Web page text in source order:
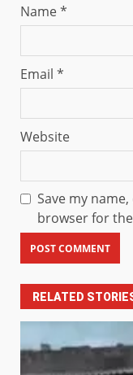
Name*
Email *
Website
Save my
browser for
RELATED